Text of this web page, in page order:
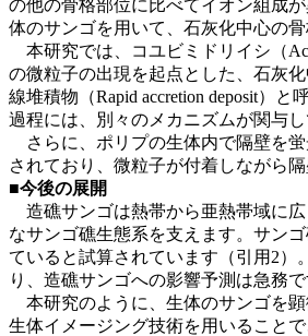
の他の骨格部位に比べてイオン組成
体のサンゴを用いて、石灰化中心の
本研究では、コユビミドリイシ（
の微粒子の出現を起点とした、石灰
線堆積物（Rapid accretion deposit）
過程には、別々のメカニズムが関与
さらに、ポリプの生体内で隔壁を
されており、微粒子が付着しながら
■今後の展開
造礁サンゴは熱帯から亜熱帯域に
なサンゴ礁生態系を支えます。サン
ていると試算されています（引用2）
り、造礁サンゴへの影響予測は急務で
本研究のように、生体のサンゴを
生体イメージング技術を用いること